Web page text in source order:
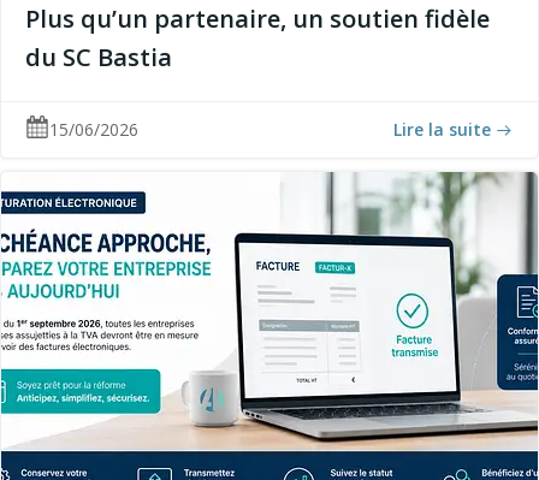
Plus qu’un partenaire, un soutien fidèle
du SC Bastia
15/06/2026 Lire la suite